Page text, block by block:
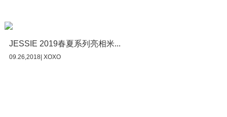
JESSIE 2019春夏系列亮相米...
09.26,2018| XOXO